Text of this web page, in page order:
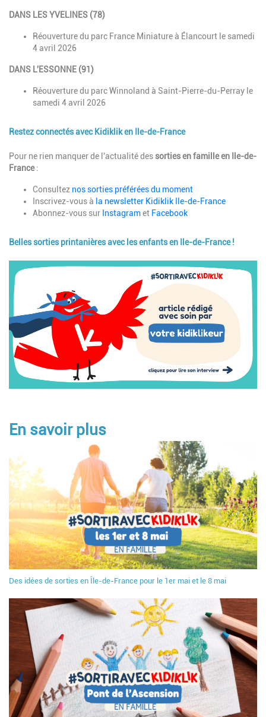
DANS LES YVELINES (78)
Réouverture du parc France Miniature à Élancourt le samedi
4 avril 2026
DANS L'ESSONNE (91)
Réouverture du parc Winnoland à Saint-Pierre-du-Perray le
samedi 4 avril 2026
Restez connectés avec Kidiklik en Ile-de-France
Description
Pour ne rien manquer de l'actualité dessorties en famille en Ile-de-
France:
Consultez nos sorties préférées du moment
Inscrivez-vous à la newsletter Kidiklik Ile-de-France
Abonnez-vous sur Instagramet Facebook
Belles sorties printanières avec les enfants en Ile-de-France !
En savoir plus
Des idées de sorties en Île-de-France pour le 1er mai et le 8 mai